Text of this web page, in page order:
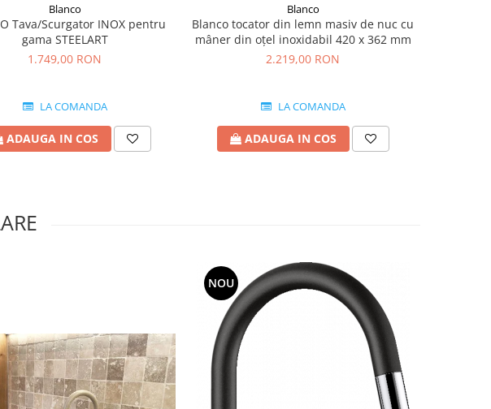
Blanco
Tava/Scurgator INOX pentru
gama STEELART
1.749,00 RON
LA COMANDA
ADAUGA IN COS
Blanco
Blanco tocator din lemn masiv de nuc cu
mâner din oțel inoxidabil 420 x 362 mm
2.219,00 RON
LA COMANDA
ADAUGA IN COS
NOU